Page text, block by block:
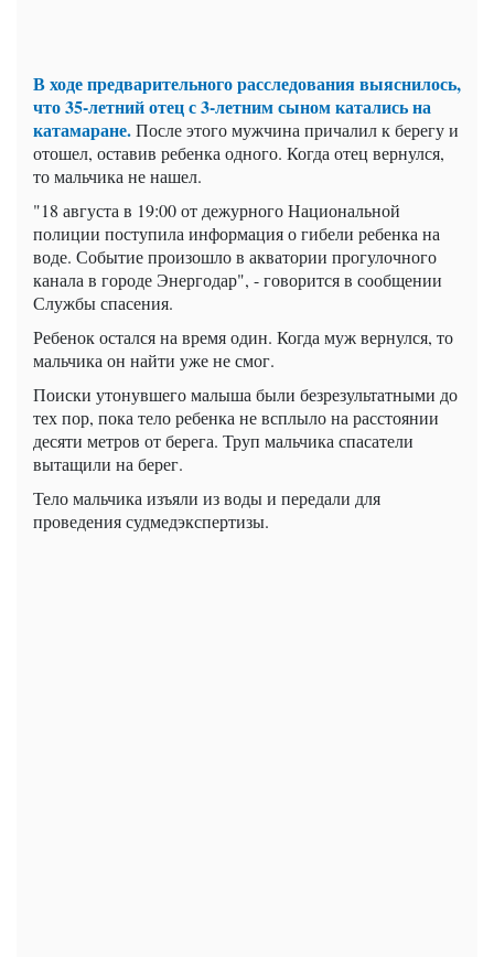
В ходе предварительного расследования выяснилось,
что 35-летний отец с 3-летним сыном катались на
катамаране.После этого мужчина причалил к берегу и
отошел, оставив ребенка одного. Когда отец вернулся,
то мальчика не нашел.
"18 августа в 19:00 от дежурного Национальной
полиции поступила информация о гибели ребенка на
воде. Событие произошло в акватории прогулочного
канала в городе Энергодар", - говорится в сообщении
Службы спасения.
Ребенок остался на время один. Когда муж вернулся, то
мальчика он найти уже не смог.
Поиски утонувшего малыша были безрезультатными до
тех пор, пока тело ребенка не всплыло на расстоянии
десяти метров от берега. Труп мальчика спасатели
вытащили на берег.
Тело мальчика изъяли из воды и передали для
проведения судмедэкспертизы.